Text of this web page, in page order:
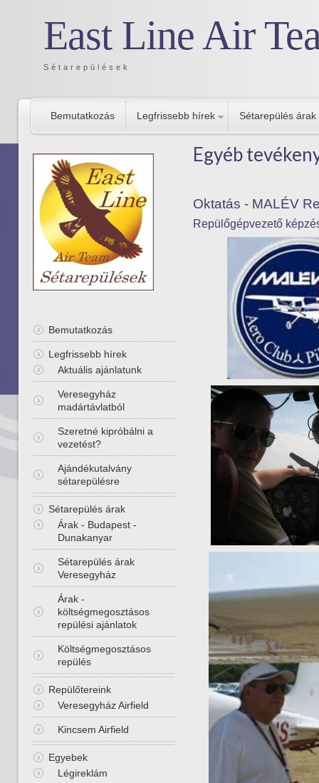
East Line Air
Sétarepülések
Bemutatkozás Legfrissebb hírek Sétarepülés árak
Bemutatkozás
Legfrissebb hírek
Aktuális ajánlatunk
Veresegyház
madártávlatból
Szeretné kipróbálni a
vezetést?
Ajándékutalvány
sétarepülésre
Sétarepülés árak
Árak - Budapest -
Dunakanyar
Sétarepülés árak
Veresegyház
Árak -
költségmegosztásos
repülési ajánlatok
Költségmegosztásos
repülés
Repülőtereink
Veresegyház Airfield
Kincsem Airfield
Egyebek
Légireklám
Egyéb
Oktatás - MALÉV
Repülőgépvezető